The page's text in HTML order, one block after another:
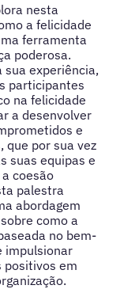
nesta
a felicidade
ferramenta
poderosa.
sua experiência,
participantes
na felicidade
a desenvolver
e
que por sua vez
suas equipas e
coesão
palestra
abordagem
como a
no bem-
impulsionar
positivos em